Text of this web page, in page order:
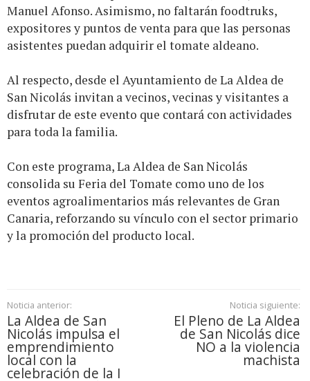
Manuel Afonso. Asimismo, no faltarán foodtruks,
expositores y puntos de venta para que las personas
asistentes puedan adquirir el tomate aldeano.
Al respecto, desde el Ayuntamiento de La Aldea de
San Nicolás invitan a vecinos, vecinas y visitantes a
disfrutar de este evento que contará con actividades
para toda la familia.
Con este programa, La Aldea de San Nicolás
consolida su Feria del Tomate como uno de los
eventos agroalimentarios más relevantes de Gran
Canaria, reforzando su vínculo con el sector primario
y la promoción del producto local.
Noticia anterior:
La Aldea de San
Nicolás impulsa el
emprendimiento
local con la
celebración de la I
Noticia siguiente:
El Pleno de La Aldea
de San Nicolás dice
NO a la violencia
machista